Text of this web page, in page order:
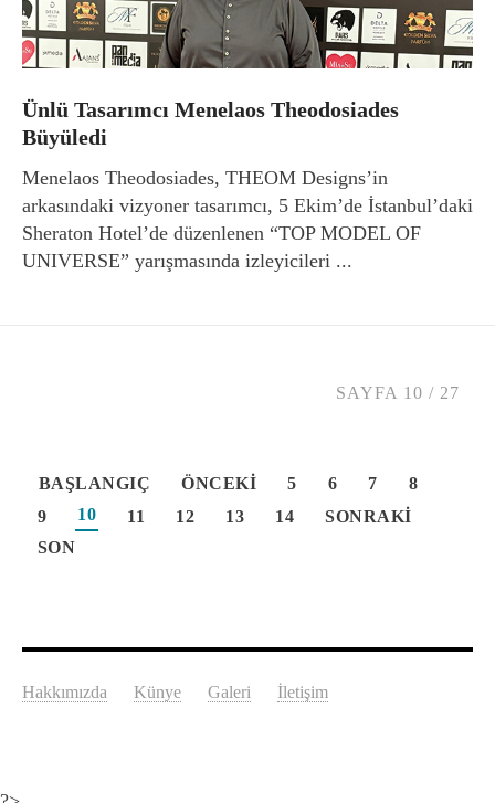
Ünlü Tasarımcı Menelaos Theodosiades
Büyüledi
Menelaos Theodosiades, THEOM Designs’in
arkasındaki vizyoner tasarımcı, 5 Ekim’de İstanbul’daki
Sheraton Hotel’de düzenlenen “TOP MODEL OF
UNIVERSE” yarışmasında izleyicileri ...
SAYFA 10 / 27
BAŞLANGIÇ ÖNCEKI 5 6 7
8
9
10 11 12 13 14
SONRAKI
SON
Hakkımızda Künye Galeri İletişim